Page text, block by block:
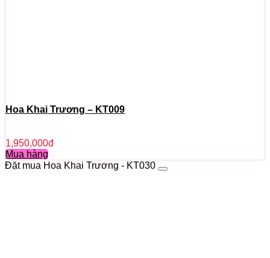
Hoa Khai Trương – KT009
1,950,000đ
Mua hàng
Đặt mua Hoa Khai Trương - KT030